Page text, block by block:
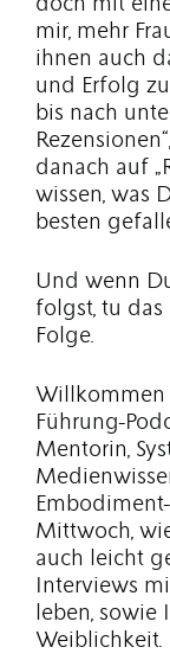
doch mit
mir, mehr
ihnen auch
und Erfolg
bis nach
danach auf
wissen, was
besten
Und wenn
folgst, tu das
Folge.
Willkommen
Führung-
Mentorin,
Mittwoch,
auch leicht
Interviews
leben, sowie
Weiblichkeit.